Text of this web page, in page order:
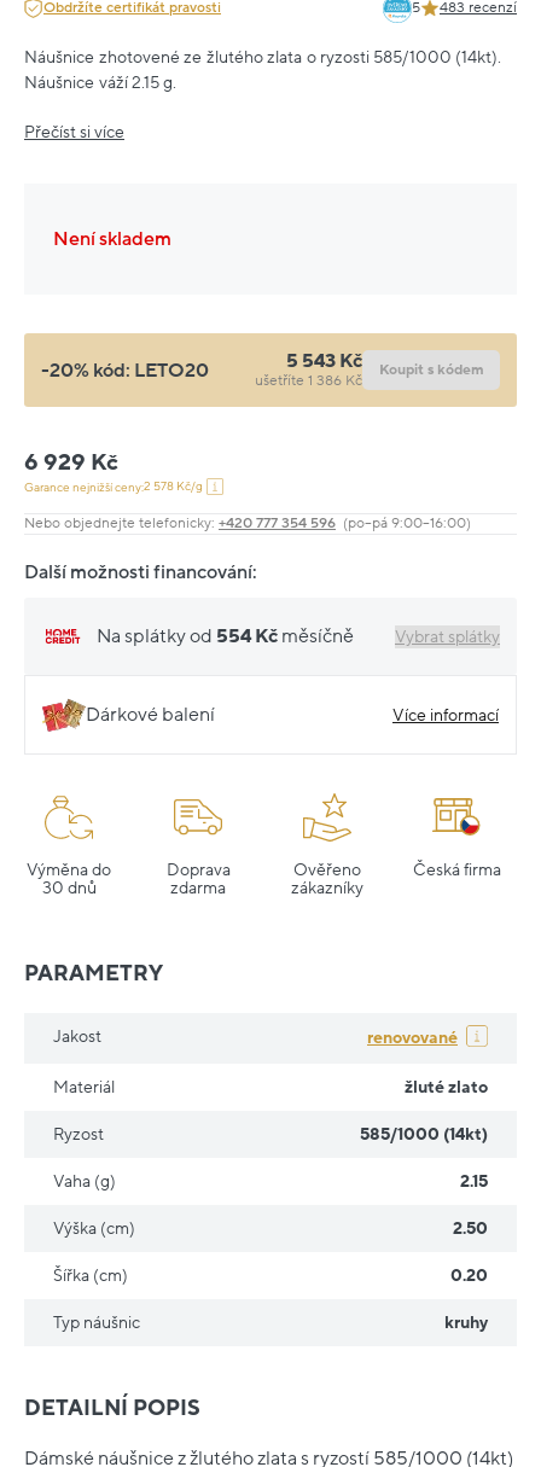
Obdržíte certifikát pravosti 5 483 recenzí
Náušnice zhotovené ze žlutého zlata o ryzosti 585/1000 (14kt).
Náušnice váží 2.15 g.
Přečíst si více
Není skladem
-20% kód: LETO20 5 543 Kč
ušetříte 1 386 Kč
Koupit s kódem
6 929 Kč
Garance nejnižší ceny:2 578 Kč/g
Nebo objednejte telefonicky: +420 777 354 596 (po–pá 9:00–16:00)
Další možnosti financování:
Na splátky od 554 Kč měsíčně Vybrat splátky
Dárkové balení Více informací
Výměna do
30 dnů
Doprava
zdarma
Ověřeno
zákazníky
Česká firma
DETAILNÍ POPIS
Dámské náušnice z žlutého zlata s ryzostí 585/1000 (14kt)
PARAMETRY
Jakost renovované
Materiál žluté zlato
Ryzost 585/1000 (14kt)
Vaha (g) 2.15
Výška (cm) 2.50
Šířka (cm) 0.20
Typ náušnic kruhy